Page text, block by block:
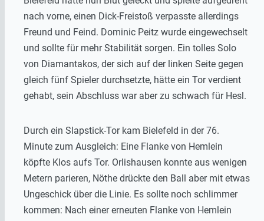
nach vorne, einen Dick-Freistoß verpasste allerdings
Freund und Feind. Dominic Peitz wurde eingewechselt
und sollte für mehr Stabilität sorgen. Ein tolles Solo
von Diamantakos, der sich auf der linken Seite gegen
gleich fünf Spieler durchsetzte, hätte ein Tor verdient
gehabt, sein Abschluss war aber zu schwach für Hesl.
Durch ein Slapstick-Tor kam Bielefeld in der 76.
Minute zum Ausgleich: Eine Flanke von Hemlein
köpfte Klos aufs Tor. Orlishausen konnte aus wenigen
Metern parieren, Nöthe drückte den Ball aber mit etwas
Ungeschick über die Linie. Es sollte noch schlimmer
kommen: Nach einer erneuten Flanke von Hemlein